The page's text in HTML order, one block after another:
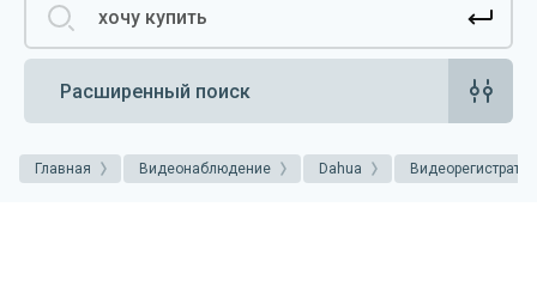
Расширенный поиск
Главная Видеонаблюдение Dahua